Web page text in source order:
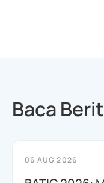
Baca
06 AUG 2026